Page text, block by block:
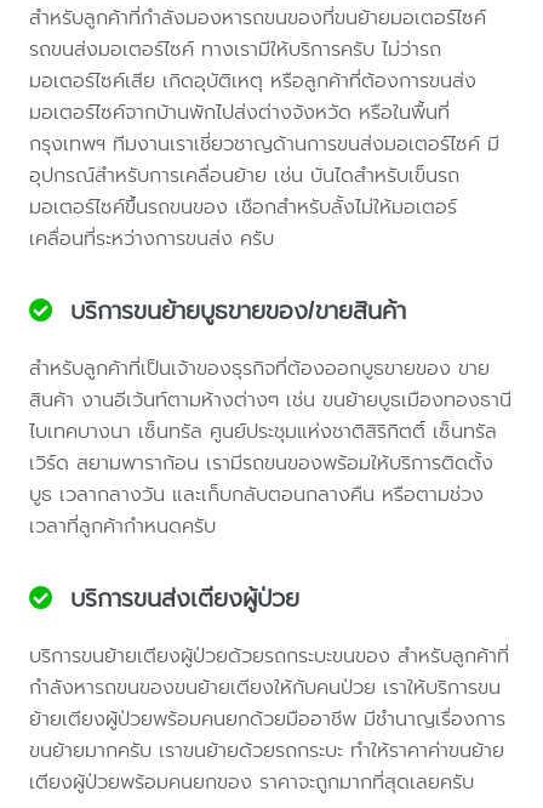
สำหรับลูกค้าที่กำลังมองหารถขนของที่ขนย้ายมอเตอร์ไซค์
รถขนส่งมอเตอร์ไซค์ ทางเรามีให้บริการครับ ไม่ว่ารถ
มอเตอร์ไซค์เสีย เกิดอุบัติเหตุ หรือลูกค้าที่ต้องการขนส่ง
มอเตอร์ไซค์จากบ้านพักไปส่งต่างจังหวัด หรือในพื้นที่
กรุงเทพฯ ทีมงานเราเชี่ยวชาญด้านการขนส่งมอเตอร์ไซค์ มี
อุปกรณ์สำหรับการเคลื่อนย้าย เช่น บันไดสำหรับเข็นรถ
มอเตอร์ไซค์ขึ้นรถขนของ เชือกสำหรับลั้งไม่ให้มอเตอร์
เคลื่อนที่ระหว่างการขนส่ง ครับ
บริการขนย้ายบูธขายของ/ขายสินค้า
สำหรับลูกค้าที่เป็นเจ้าของธุรกิจที่ต้องออกบูธขายของ ขาย
สินค้า งานอีเว้นท์ตามห้างต่างๆ เช่น ขนย้ายบูธเมืองทองธานี
ไบเทคบางนา เซ็นทรัล ศูนย์ประชุมแห่งชาติสิริกิตติ์ เซ็นทรัล
เวิร์ด สยามพาราก้อน เรามีรถขนของพร้อมให้บริการติดตั้ง
บูธ เวลากลางวัน และเก็บกลับตอนกลางคืน หรือตามช่วง
เวลาที่ลูกค้ากำหนดครับ
บริการขนส่งเตียงผู้ป่วย
บริการขนย้ายเตียงผู้ป่วยด้วยรถกระบะขนของ สำหรับลูกค้าที่
กำลังหารถขนของขนย้ายเตียงให้กับคนป่วย เราให้บริการขน
ย้ายเตียงผู้ป่วยพร้อมคนยกด้วยมืออาชีพ มีชำนาญเรื่องการ
ขนย้ายมากครับ เราขนย้ายด้วยรถกระบะ ทำให้ราคาค่าขนย้าย
เตียงผู้ป่วยพร้อมคนยกของ ราคาจะถูกมากที่สุดเลยครับ